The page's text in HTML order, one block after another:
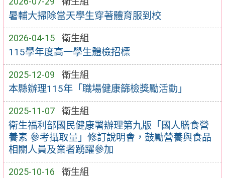
暑輔大掃除當天學生穿著體育服到校
2026-04-15 衛生組
115學年度高一學生體檢招標
2025-12-09 衛生組
本縣辦理115年「職場健康篩檢獎勵活動」
2025-11-07 衛生組
衛生福利部國民健康署辦理第九版「國人膳食營
養素 參考攝取量」修訂說明會，鼓勵營養與食品
相關人員及業者踴躍參加
2025-10-16 衛生組